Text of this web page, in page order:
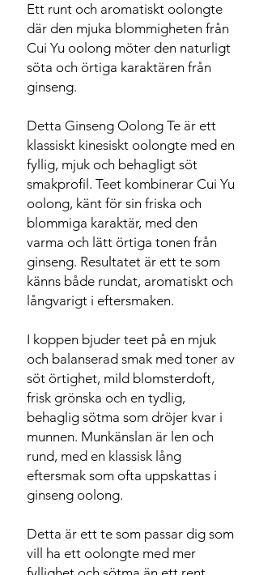
Ett runt och aromatiskt oolongte
där den mjuka blommigheten från
Cui Yu oolong möter den naturligt
söta och örtiga karaktären från
ginseng.
Detta Ginseng Oolong Te är ett
klassiskt kinesiskt oolongte med en
fyllig, mjuk och behagligt söt
smakprofil. Teet kombinerar Cui Yu
oolong, känt för sin friska och
blommiga karaktär, med den
varma och lätt örtiga tonen från
ginseng. Resultatet är ett te som
känns både rundat, aromatiskt och
långvarigt i eftersmaken.
I koppen bjuder teet på en mjuk
och balanserad smak med toner av
söt örtighet, mild blomsterdoft,
frisk grönska och en tydlig,
behaglig sötma som dröjer kvar i
munnen. Munkänslan är len och
rund, med en klassisk lång
eftersmak som ofta uppskattas i
ginseng oolong.
Detta är ett te som passar dig som
vill ha ett oolongte med mer